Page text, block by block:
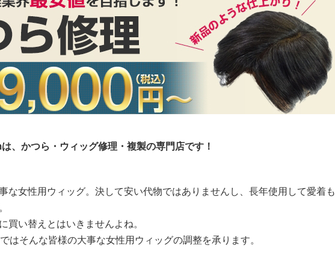
、かつら・ウィッグ修理・複製の専門店です！
な女性用ウィッグ。決して安い代物ではありませんし、長年使用して愛着も
買い替えとはいきませんよね。
はそんな皆様の大事な女性用ウィッグの調整を承ります。